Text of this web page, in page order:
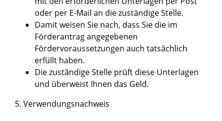
oder per E-Mail an die zuständige Stelle.
Damit weisen Sie nach, dass Sie die im
Förderantrag angegebenen
Fördervoraussetzungen auch tatsächlich
erfüllt haben.
Die zuständige Stelle prüft diese Unterlagen
und überweist Ihnen das Geld.
5. Verwendungsnachweis